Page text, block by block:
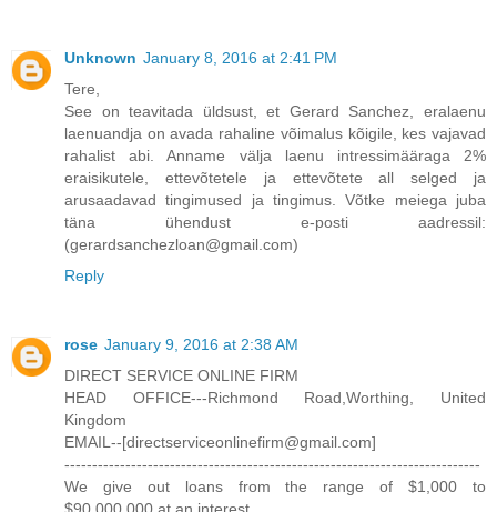
Unknown January 8, 2016 at 2:41 PM
Tere,
See on teavitada üldsust, et Gerard Sanchez, eralaenu
laenuandja on avada rahaline võimalus kõigile, kes vajavad
rahalist abi. Anname välja laenu intressimääraga 2%
eraisikutele, ettevõtetele ja ettevõtete all selged ja
arusaadavad tingimused ja tingimus. Võtke meiega juba
täna ühendust e-posti aadressil:
(gerardsanchezloan@gmail.com)
Reply
rose January 9, 2016 at 2:38 AM
DIRECT SERVICE ONLINE FIRM
HEAD OFFICE---Richmond Road,Worthing, United
Kingdom
EMAIL--[directserviceonlinefirm@gmail.com]
---------------------------------------------------------------------------
We give out loans from the range of $1,000 to